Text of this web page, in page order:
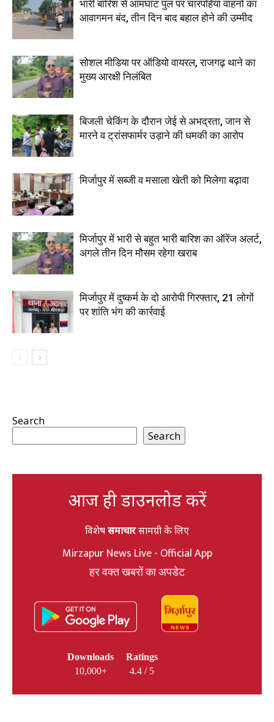
भारी बारिश से आमघाट पुल पर चारपहिया वाहनों का
आवागमन बंद, तीन दिन बाद बहाल होने की उम्मीद
सोशल मीडिया पर ऑडियो वायरल, राजगढ़ थाने का
मुख्य आरक्षी निलंबित
बिजली चेकिंग के दौरान जेई से अभद्रता, जान से
मारने व ट्रांसफार्मर उड़ाने की धमकी का आरोप
मिर्जापुर में सब्जी व मसाला खेती को मिलेगा बढ़ावा
मिर्जापुर में भारी से बहुत भारी बारिश का ऑरेंज अलर्ट,
अगले तीन दिन मौसम रहेगा खराब
मिर्जापुर में दुष्कर्म के दो आरोपी गिरफ्तार, 21 लोगों
पर शांति भंग की कार्रवाई
Search
Search
आज ही डाउनलोड करें
विशेषसमाचारसामग्री के लिए
Mirzapur News Live - Official App
हर वक्त खबरों का अपडेट
Downloads
10,000+
Ratings
4.4 / 5